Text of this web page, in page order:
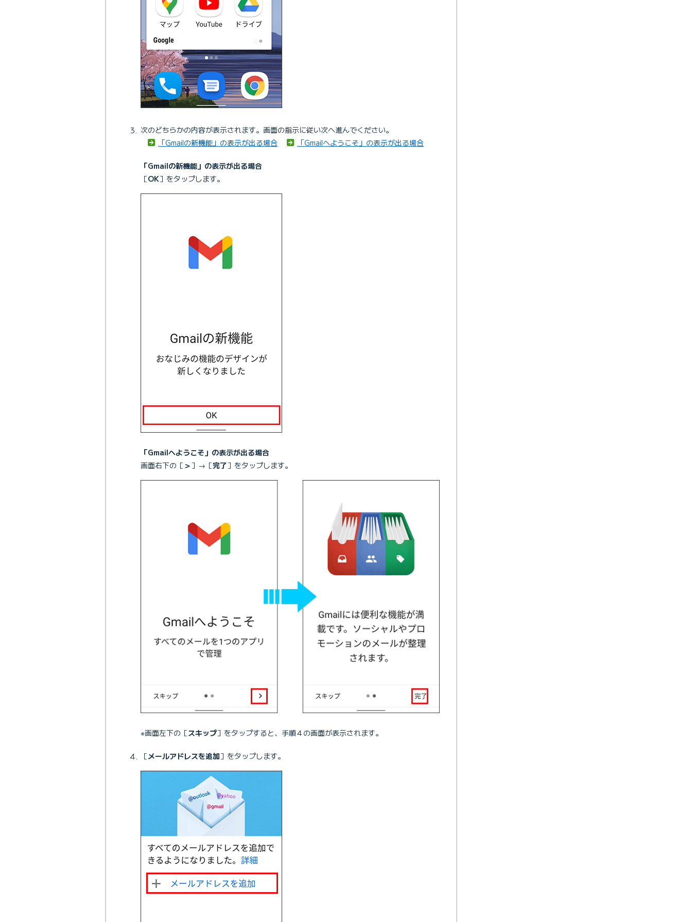
次のどちらかの内容が表示されます。画面の指示に従い次へ進んでください。
「Gmailの新機能」の表示が出る場合
「Gmailへようこそ」の表示が出る場合
「Gmailの新機能」の表示が出る場合
［OK］をタップします。
「Gmailへようこそ」の表示が出る場合
画面右下の［ ＞ ］→［完了］をタップします。
※画面左下の［スキップ］をタップすると、手順４の画面が表示されます。
［メールアドレスを追加］をタップします。